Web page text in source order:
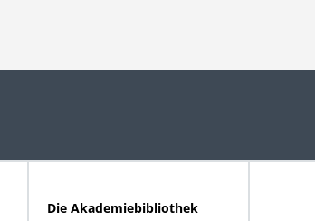
Die Akademiebibliothek